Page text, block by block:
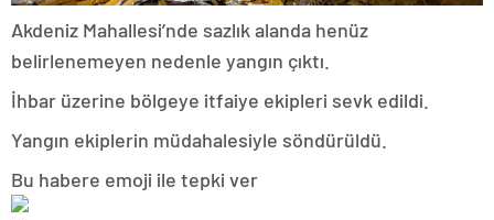
Akdeniz Mahallesi’nde sazlık alanda henüz
belirlenemeyen nedenle yangın çıktı.
İhbar üzerine bölgeye itfaiye ekipleri sevk edildi.
Yangın ekiplerin müdahalesiyle söndürüldü.
Bu habere emoji ile tepki ver